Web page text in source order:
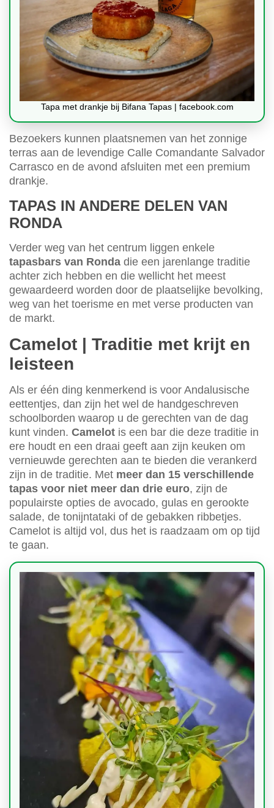
Tapa met drankje bij Bifana Tapas | facebook.com
Bezoekers kunnen plaatsnemen van het zonnige
terras aan de levendige Calle Comandante Salvador
Carrasco en de avond afsluiten met een premium
drankje.
TAPAS IN ANDERE DELEN VAN
RONDA
Verder weg van het centrum liggen enkele
tapasbars van Ronda die een jarenlange traditie
achter zich hebben en die wellicht het meest
gewaardeerd worden door de plaatselijke bevolking,
weg van het toerisme en met verse producten van
de markt.
Camelot | Traditie met krijt en
leisteen
Als er één ding kenmerkend is voor Andalusische
eettentjes, dan zijn het wel de handgeschreven
schoolborden waarop u de gerechten van de dag
kunt vinden. Camelot is een bar die deze traditie in
ere houdt en een draai geeft aan zijn keuken om
vernieuwde gerechten aan te bieden die verankerd
zijn in de traditie. Met meer dan 15 verschillende
tapas voor niet meer dan drie euro, zijn de
populairste opties de avocado, gulas en gerookte
salade, de tonijntataki of de gebakken ribbetjes.
Camelot is altijd vol, dus het is raadzaam om op tijd
te gaan.